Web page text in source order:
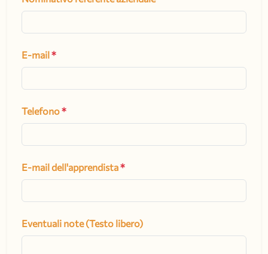
E-mail*
Telefono*
E-mail dell'apprendista*
Eventuali note (Testo libero)